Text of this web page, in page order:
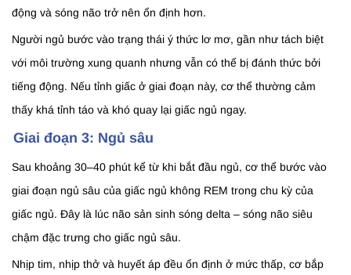
động và sóng não trở nên ổn định hơn.
Người ngủ bước vào trạng thái ý thức lơ mơ, gần như tách biệt
với môi trường xung quanh nhưng vẫn có thể bị đánh thức bởi
tiếng động. Nếu tỉnh giấc ở giai đoạn này, cơ thể thường cảm
thấy khá tỉnh táo và khó quay lại giấc ngủ ngay.
Giai đoạn 3: Ngủ sâu
Sau khoảng 30–40 phút kể từ khi bắt đầu ngủ, cơ thể bước vào
giai đoạn ngủ sâu của giấc ngủ không REM trong chu kỳ của
giấc ngủ. Đây là lúc não sản sinh sóng delta – sóng não siêu
chậm đặc trưng cho giấc ngủ sâu.
Nhịp tim, nhịp thở và huyết áp đều ổn định ở mức thấp, cơ bắp